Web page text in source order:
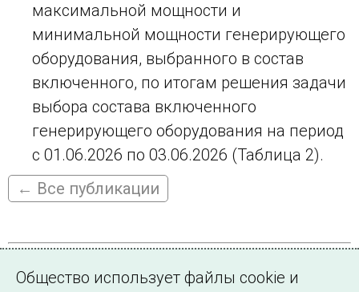
максимальной мощности и
минимальной мощности генерирующего
оборудования, выбранного в состав
включенного, по итогам решения задачи
выбора состава включенного
генерирующего оборудования на период
с 01.06.2026 по 03.06.2026 (Таблица 2).
← Все публикации
Контакты по ВСВГО
Общество использует файлы cookie и